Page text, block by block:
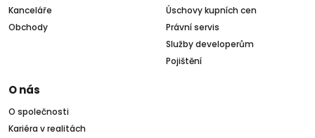
Kanceláře
Obchody
Úschovy kupních cen
Právní servis
Služby developerům
Pojištění
O nás
O společnosti
Kariéra v realitách